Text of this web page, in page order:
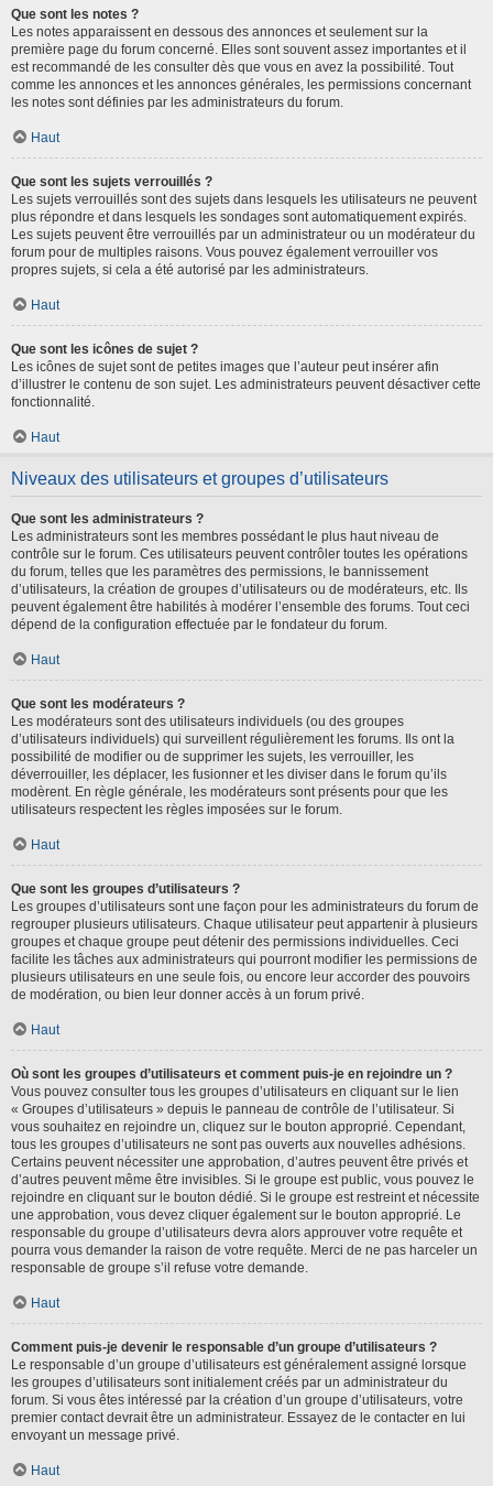
Que sont les notes ?
Les notes apparaissent en dessous des annonces et seulement sur la
première page du forum concerné. Elles sont souvent assez importantes et il
est recommandé de les consulter dès que vous en avez la possibilité. Tout
comme les annonces et les annonces générales, les permissions concernant
les notes sont définies par les administrateurs du forum.
Haut
Que sont les sujets verrouillés ?
Les sujets verrouillés sont des sujets dans lesquels les utilisateurs ne peuvent
plus répondre et dans lesquels les sondages sont automatiquement expirés.
Les sujets peuvent être verrouillés par un administrateur ou un modérateur du
forum pour de multiples raisons. Vous pouvez également verrouiller vos
propres sujets, si cela a été autorisé par les administrateurs.
Haut
Que sont les icônes de sujet ?
Les icônes de sujet sont de petites images que l’auteur peut insérer afin
d’illustrer le contenu de son sujet. Les administrateurs peuvent désactiver cette
fonctionnalité.
Haut
Niveaux des utilisateurs et groupes d’utilisateurs
Que sont les administrateurs ?
Les administrateurs sont les membres possédant le plus haut niveau de
contrôle sur le forum. Ces utilisateurs peuvent contrôler toutes les opérations
du forum, telles que les paramètres des permissions, le bannissement
d’utilisateurs, la création de groupes d’utilisateurs ou de modérateurs, etc. Ils
peuvent également être habilités à modérer l’ensemble des forums. Tout ceci
dépend de la configuration effectuée par le fondateur du forum.
Haut
Que sont les modérateurs ?
Les modérateurs sont des utilisateurs individuels (ou des groupes
d’utilisateurs individuels) qui surveillent régulièrement les forums. Ils ont la
possibilité de modifier ou de supprimer les sujets, les verrouiller, les
déverrouiller, les déplacer, les fusionner et les diviser dans le forum qu’ils
modèrent. En règle générale, les modérateurs sont présents pour que les
utilisateurs respectent les règles imposées sur le forum.
Haut
Que sont les groupes d’utilisateurs ?
Les groupes d’utilisateurs sont une façon pour les administrateurs du forum de
regrouper plusieurs utilisateurs. Chaque utilisateur peut appartenir à plusieurs
groupes et chaque groupe peut détenir des permissions individuelles. Ceci
facilite les tâches aux administrateurs qui pourront modifier les permissions de
plusieurs utilisateurs en une seule fois, ou encore leur accorder des pouvoirs
de modération, ou bien leur donner accès à un forum privé.
Haut
Où sont les groupes d’utilisateurs et comment puis-je en rejoindre un ?
Vous pouvez consulter tous les groupes d’utilisateurs en cliquant sur le lien
« Groupes d’utilisateurs » depuis le panneau de contrôle de l’utilisateur. Si
vous souhaitez en rejoindre un, cliquez sur le bouton approprié. Cependant,
tous les groupes d’utilisateurs ne sont pas ouverts aux nouvelles adhésions.
Certains peuvent nécessiter une approbation, d’autres peuvent être privés et
d’autres peuvent même être invisibles. Si le groupe est public, vous pouvez le
rejoindre en cliquant sur le bouton dédié. Si le groupe est restreint et nécessite
une approbation, vous devez cliquer également sur le bouton approprié. Le
responsable du groupe d’utilisateurs devra alors approuver votre requête et
pourra vous demander la raison de votre requête. Merci de ne pas harceler un
responsable de groupe s’il refuse votre demande.
Haut
Comment puis-je devenir le responsable d’un groupe d’utilisateurs ?
Le responsable d’un groupe d’utilisateurs est généralement assigné lorsque
les groupes d’utilisateurs sont initialement créés par un administrateur du
forum. Si vous êtes intéressé par la création d’un groupe d’utilisateurs, votre
premier contact devrait être un administrateur. Essayez de le contacter en lui
envoyant un message privé.
Haut